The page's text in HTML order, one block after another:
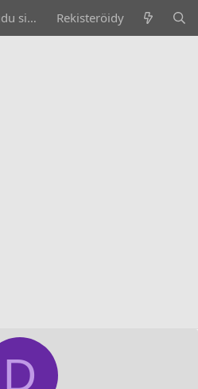
Kirjaudu sisään Rekisteröidy
D